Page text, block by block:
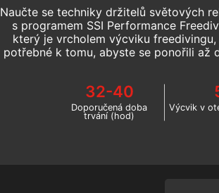
Naučte se techniky držitelů světových
s programem SSI Performance
který je vrcholem výcviku
potřebné k tomu, abyste se ponořili až
32-40
Doporučená doba
trvání (hod)
Výcvik v